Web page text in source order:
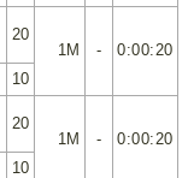
20
1M
-
0:00:20
10
20
1M
-
0:00:20
10